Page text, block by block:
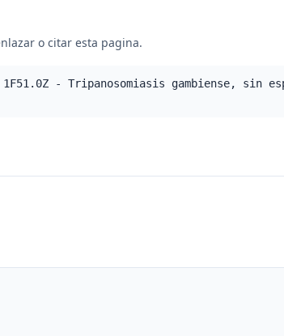
o citar esta pagina.
1F51.0Z - Tripanosomiasis gambiense,